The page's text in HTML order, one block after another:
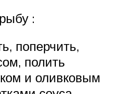
:
поперчить,
полить
и оливковым